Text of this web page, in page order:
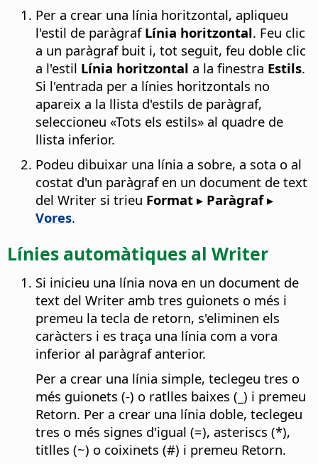
Per a crear una línia horitzontal, apliqueu
l'estil de paràgraf Línia horitzontal. Feu clic
a un paràgraf buit i, tot seguit, feu doble clic
a l'estil Línia horitzontal a la finestra Estils.
Si l'entrada per a línies horitzontals no
apareix a la llista d'estils de paràgraf,
seleccioneu «Tots els estils» al quadre de
llista inferior.
Podeu dibuixar una línia a sobre, a sota o al
costat d'un paràgraf en un document de text
del Writer si trieu Format ▸ Paràgraf ▸
Vores.
Línies automàtiques al Writer
Si inicieu una línia nova en un document de
text del Writer amb tres guionets o més i
premeu la tecla de retorn, s'eliminen els
caràcters i es traça una línia com a vora
inferior al paràgraf anterior.
Per a crear una línia simple, teclegeu tres o
més guionets (-) o ratlles baixes (_) i premeu
Retorn. Per a crear una línia doble, teclegeu
tres o més signes d'igual (=), asteriscs (*),
titlles (~) o coixinets (#) i premeu Retorn.